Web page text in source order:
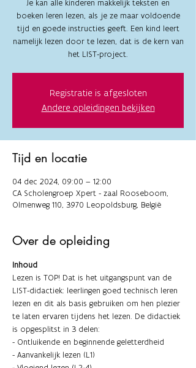
Je kan alle kinderen makkelijk teksten en
boeken leren lezen, als je ze maar voldoende
tijd en goede instructies geeft. Een kind leert
namelijk lezen door te lezen, dat is de kern van
het LIST-project.
Registratie is afgesloten
Andere opleidingen bekijken
Tijd en locatie
04 dec 2024, 09:00 – 12:00
CA Scholengroep Xpert - zaal Rooseboom,
Olmenweg 110, 3970 Leopoldsburg, België
Over de opleiding
Inhoud
Lezen is TOP! Dat is het uitgangspunt van de
LIST-didactiek: leerlingen goed technisch leren
lezen en dit als basis gebruiken om hen plezier
te laten ervaren tijdens het lezen. De didactiek
is opgesplitst in 3 delen:
- Ontluikende en beginnende geletterdheid
- Aanvankelijk lezen (L1)